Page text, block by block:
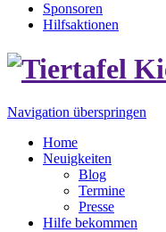
Sponsoren
Hilfsaktionen
Navigation überspringen
Home
Neuigkeiten
Blog
Termine
Presse
Hilfe bekommen